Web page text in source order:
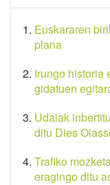
Euskararen
plana
Irungo historia
gidatuen
Udalak
ditu Dies
Trafiko
eragingo ditu